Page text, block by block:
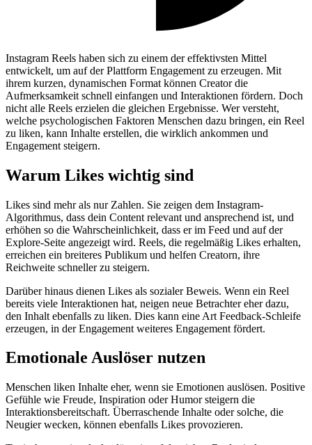
Instagram Reels haben sich zu einem der effektivsten Mittel
entwickelt, um auf der Plattform Engagement zu erzeugen. Mit
ihrem kurzen, dynamischen Format können Creator die
Aufmerksamkeit schnell einfangen und Interaktionen fördern. Doch
nicht alle Reels erzielen die gleichen Ergebnisse. Wer versteht,
welche psychologischen Faktoren Menschen dazu bringen, ein Reel
zu liken, kann Inhalte erstellen, die wirklich ankommen und
Engagement steigern.
Warum Likes wichtig sind
Likes sind mehr als nur Zahlen. Sie zeigen dem Instagram-
Algorithmus, dass dein Content relevant und ansprechend ist, und
erhöhen so die Wahrscheinlichkeit, dass er im Feed und auf der
Explore-Seite angezeigt wird. Reels, die regelmäßig Likes erhalten,
erreichen ein breiteres Publikum und helfen Creatorn, ihre
Reichweite schneller zu steigern.
Darüber hinaus dienen Likes als sozialer Beweis. Wenn ein Reel
bereits viele Interaktionen hat, neigen neue Betrachter eher dazu,
den Inhalt ebenfalls zu liken. Dies kann eine Art Feedback-Schleife
erzeugen, in der Engagement weiteres Engagement fördert.
Emotionale Auslöser nutzen
Menschen liken Inhalte eher, wenn sie Emotionen auslösen. Positive
Gefühle wie Freude, Inspiration oder Humor steigern die
Interaktionsbereitschaft. Überraschende Inhalte oder solche, die
Neugier wecken, können ebenfalls Likes provozieren.